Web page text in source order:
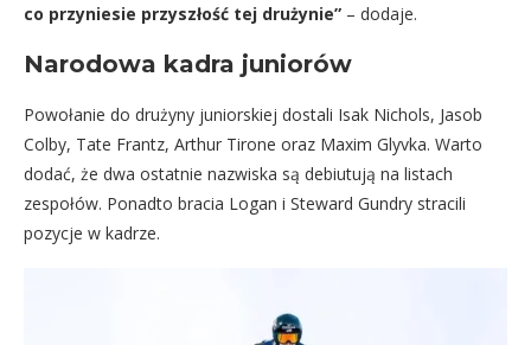
co przyniesie przyszłość tej drużynie” – dodaje.
Narodowa kadra juniorów
Powołanie do drużyny juniorskiej dostali Isak Nichols, Jasob
Colby, Tate Frantz, Arthur Tirone oraz Maxim Glyvka. Warto
dodać, że dwa ostatnie nazwiska są debiutują na listach
zespołów. Ponadto bracia Logan i Steward Gundry stracili
pozycje w kadrze.